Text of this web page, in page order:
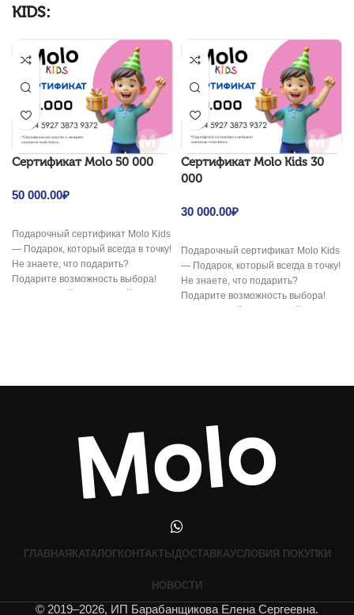
KIDS:
Cертификат Molo 50 000
50 000.00₽
Подарочный сертификат Molo Kids
— Подарок, который всегда в точку!
Не знаете, что подарить?
Подарите возможность выбора!
Электронный подарочный
Cертификат Molo Kids 30
000
30 000.00₽
Подарочный сертификат Molo Kids
— Подарок, который всегда в точку!
Не знаете, что подарить?
Подарите возможность выбора!
Электронный подарочный
ГЛАВНАЯ КАТАЛОГКОНТАКТЫ ДОСТАВКАУСЛОВИЯ ПОКУПКИ
НОВОСТИ
© 2019–2026, ИП Барабанщикова Елена Сергеевна.